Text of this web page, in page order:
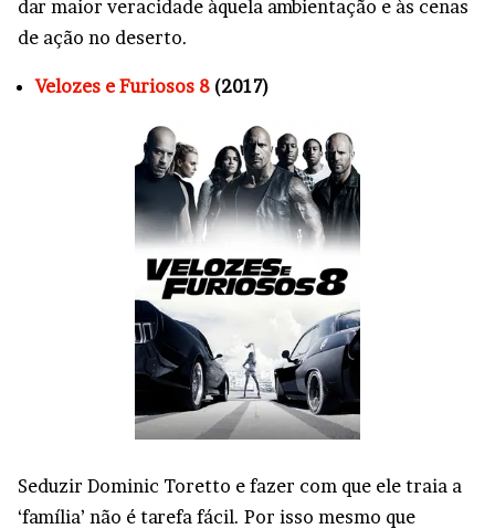
dar maior veracidade àquela ambientação e às cenas
de ação no deserto.
Velozes e Furiosos 8 (2017)
Seduzir Dominic Toretto e fazer com que ele traia a
‘família’ não é tarefa fácil. Por isso mesmo que